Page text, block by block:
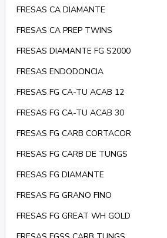
FRESAS CA DIAMANTE
FRESAS CA PREP TWINS
FRESAS DIAMANTE FG S2000
FRESAS ENDODONCIA
FRESAS FG CA-TU ACAB 12
FRESAS FG CA-TU ACAB 30
FRESAS FG CARB CORTACOR
FRESAS FG CARB DE TUNGS
FRESAS FG DIAMANTE
FRESAS FG GRANO FINO
FRESAS FG GREAT WH GOLD